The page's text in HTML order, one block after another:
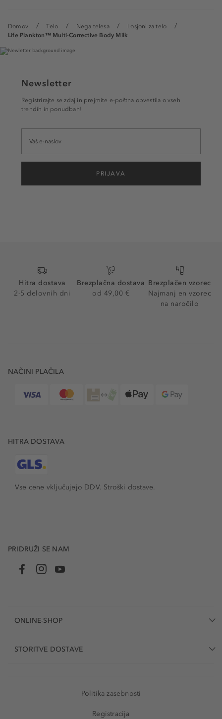
Domov Telo Nega telesa
Losjoni za telo
Life Plankton™ Multi-Corrective Body Milk
Newsletter
Registrirajte se zdaj in prejmite e-poštna obvestila o vseh
trendih in ponudbah!
PRIJAVA
Hitra dostava
2-5 delovnih dni
Brezplačna dostava
od 49,00 €
Brezplačen vzorec
Najmanj en vzorec
na naročilo
NAČINI PLAČILA
HITRA DOSTAVA
Vse cene vključujejo DDV. Stroški dostave.
PRIDRUŽI SE NAM
ONLINE-SHOP
STORITVE DOSTAVE
Politika zasebnosti
Registracija